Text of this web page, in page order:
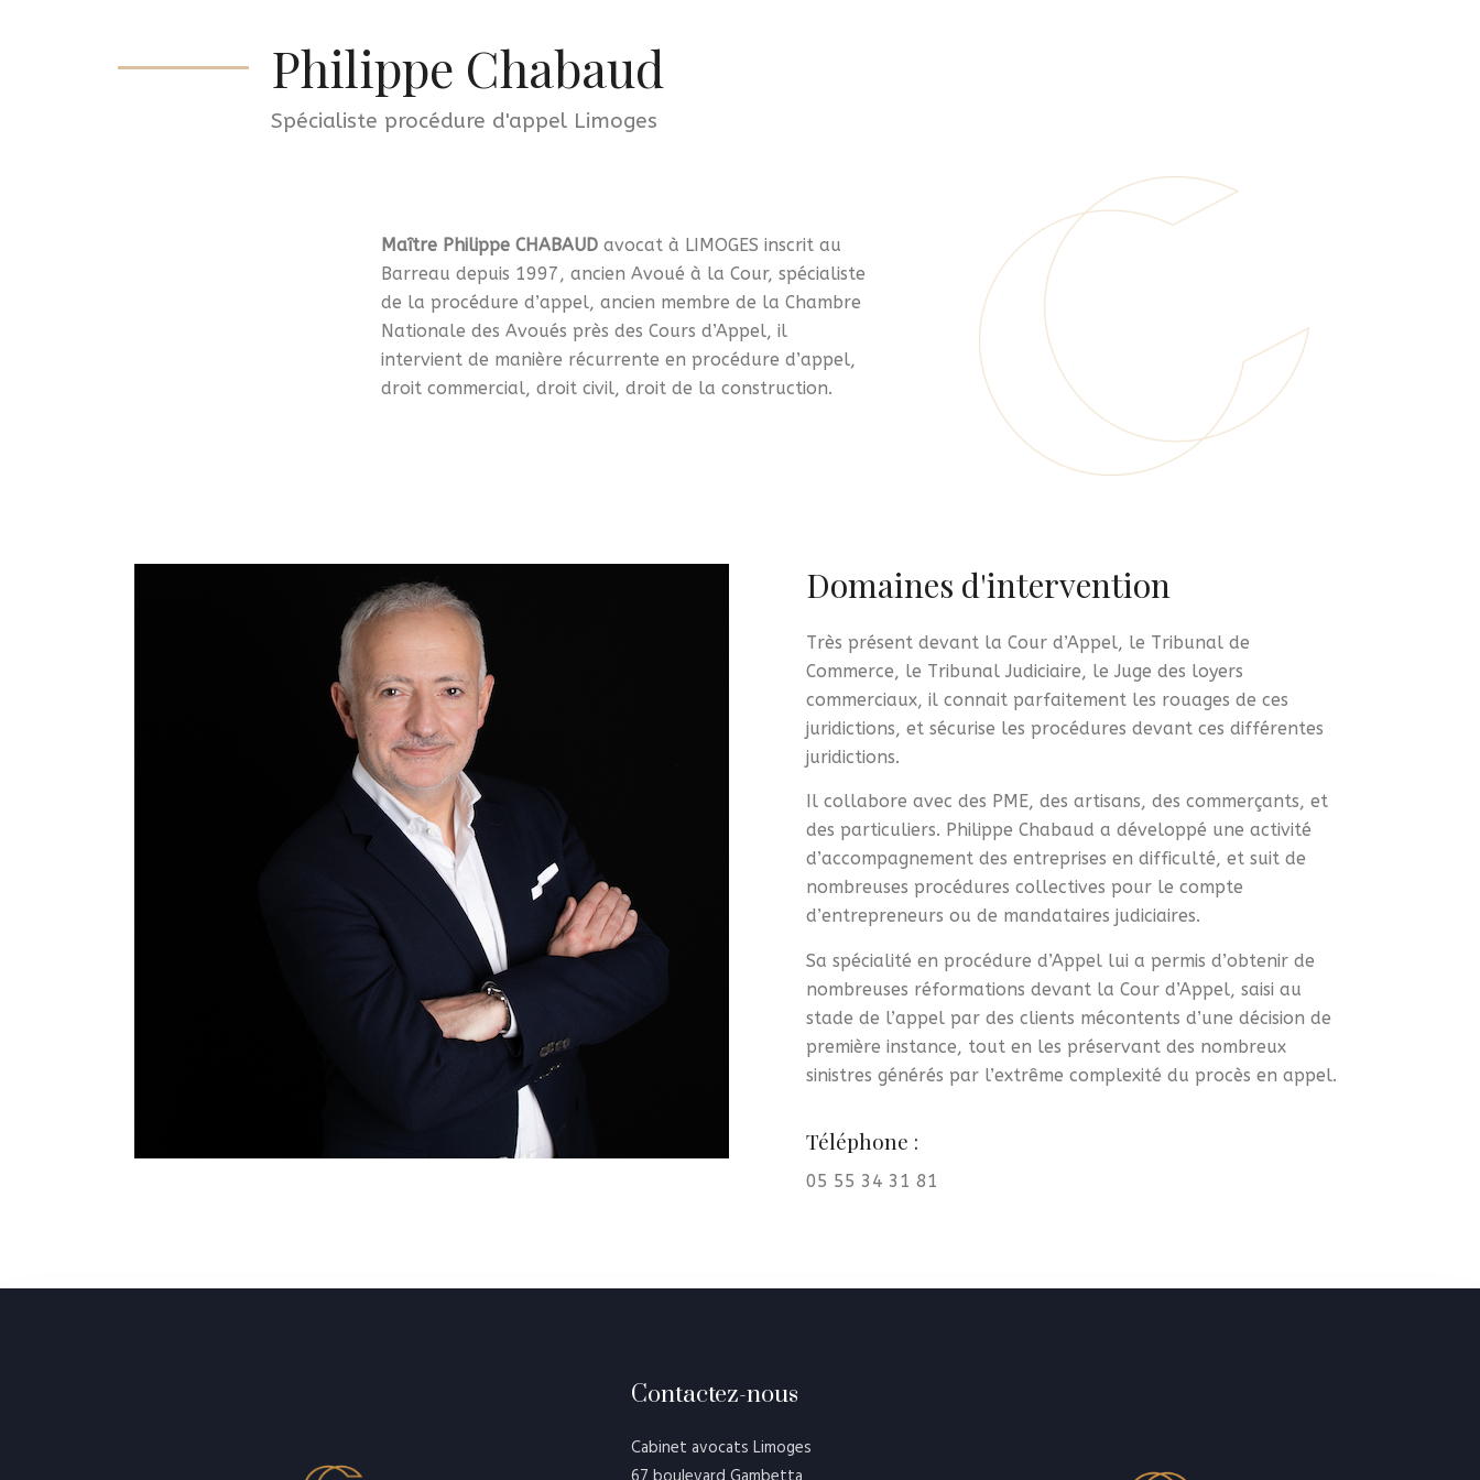
Philippe Chabaud
Spécialiste procédure d'appel Limoges
Maître Philippe CHABAUD avocat à LIMOGES inscrit au
Barreau depuis 1997, ancien Avoué à la Cour, spécialiste
de la procédure d’appel, ancien membre de la Chambre
Nationale des Avoués près des Cours d’Appel, il
intervient de manière récurrente en procédure d’appel,
droit commercial, droit civil, droit de la construction.
Domaines d'intervention
Très présent devant la Cour d’Appel, le Tribunal de
Commerce, le Tribunal Judiciaire, le Juge des loyers
commerciaux, il connait parfaitement les rouages de ces
juridictions, et sécurise les procédures devant ces différentes
juridictions.
Il collabore avec des PME, des artisans, des commerçants, et
des particuliers. Philippe Chabaud a développé une activité
d’accompagnement des entreprises en difficulté, et suit de
nombreuses procédures collectives pour le compte
d’entrepreneurs ou de mandataires judiciaires.
Sa spécialité en procédure d’Appel lui a permis d’obtenir de
nombreuses réformations devant la Cour d’Appel, saisi au
stade de l’appel par des clients mécontents d’une décision de
première instance, tout en les préservant des nombreux
sinistres générés par l’extrême complexité du procès en appel.
Téléphone :
05 55 34 31 81
Contactez-nous
Cabinet avocats Limoges